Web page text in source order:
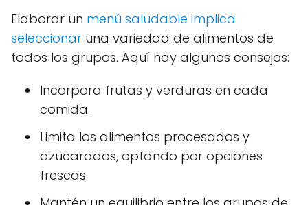
Elaborar un menú saludable implica
seleccionar una variedad de alimentos de
todos los grupos. Aquí hay algunos consejos:
Incorpora frutas y verduras en cada
comida.
Limita los alimentos procesados y
azucarados, optando por opciones
frescas.